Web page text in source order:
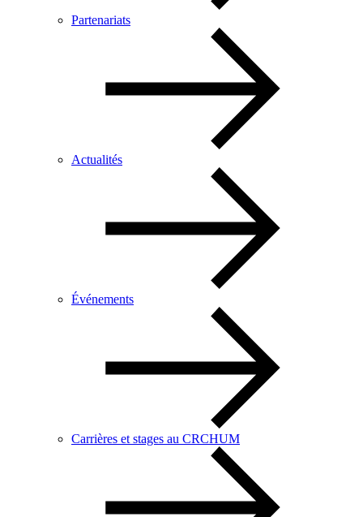
Partenariats
Actualités
Événements
Carrières et stages au CRCHUM